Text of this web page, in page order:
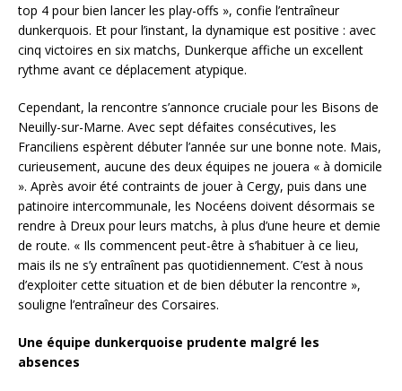
top 4 pour bien lancer les play-offs », confie l’entraîneur
dunkerquois. Et pour l’instant, la dynamique est positive : avec
cinq victoires en six matchs, Dunkerque affiche un excellent
rythme avant ce déplacement atypique.
Cependant, la rencontre s’annonce cruciale pour les Bisons de
Neuilly-sur-Marne. Avec sept défaites consécutives, les
Franciliens espèrent débuter l’année sur une bonne note. Mais,
curieusement, aucune des deux équipes ne jouera « à domicile
». Après avoir été contraints de jouer à Cergy, puis dans une
patinoire intercommunale, les Nocéens doivent désormais se
rendre à Dreux pour leurs matchs, à plus d’une heure et demie
de route. « Ils commencent peut-être à s’habituer à ce lieu,
mais ils ne s’y entraînent pas quotidiennement. C’est à nous
d’exploiter cette situation et de bien débuter la rencontre »,
souligne l’entraîneur des Corsaires.
Une équipe dunkerquoise prudente malgré les
absences